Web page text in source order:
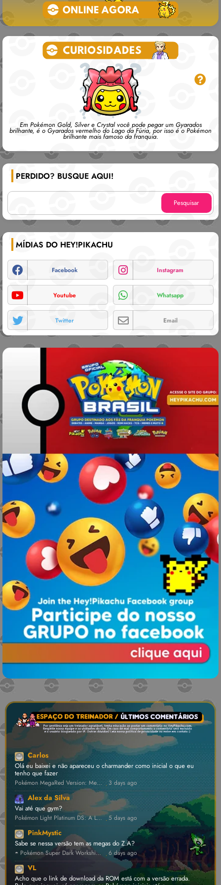
Em Pokémon Gold, Silver e Crystal você pode pegar um Gyarados
brilhante, é o Gyarados vermelho do Lago da Fúria, por isso é o Pokémon
brilhante mais famoso da franquia.
PERDIDO? BUSQUE AQUI!
MÍDIAS DO HEY!PIKACHU
Facebook Instagram
Youtube Whatsapp
Twitter Email
Carlos
Olá eu baixei e não apareceu o charmander como inicial o que eu
tenho que fazer
Pokémon MegaRed Version: Megas Inéditas, Dynamax e Z-Moves! [v1.4] 💾 • GBA ROM Hack · 3 days ago
Alex da Silva
Vai até que gym?
Pokémon Light Platinum DS: A Lendária Hack Renasceu! [v0.2.1] ⛔ • NDS ROM Hack ·5 days ago
PinkMystic
Sabe se nessa versão tem as megas do Z.A?
◓ Pokémon Super Dark Workship 2024 ⛔ [v1.4.5] • FanProject ROM Hack ·6 days ago
VL
Acho que o link de download da ROM está com a versão errada.